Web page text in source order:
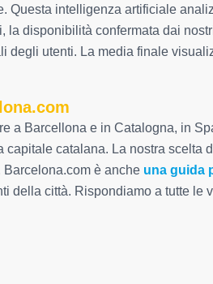
Questa intelligenza artificiale
la disponibilità confermata dai
degli utenti. La media finale
a Barcellona e in Catalogna, in
catalana. La nostra scelta
è anche una guida
della città. Rispondiamo a tutte le